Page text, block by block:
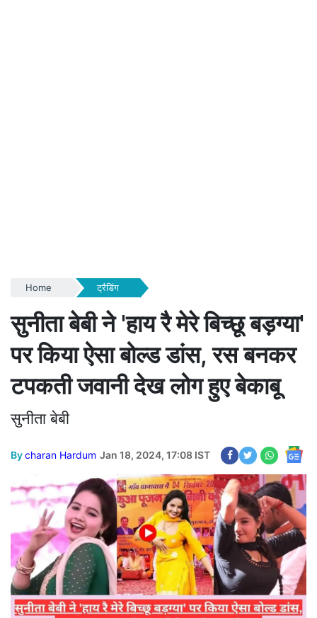
Home ट्रैडिंग
सुनीता बेबी ने 'हाय रै मेरे बिच्छू बड़ग्या'
पर किया ऐसा बोल्ड डांस, रस बनकर
टपकती जवानी देख लोग हुए बेकाबू
सुनीता बेबी
Bycharan Hardum Jan 18, 2024, 17:08 IST